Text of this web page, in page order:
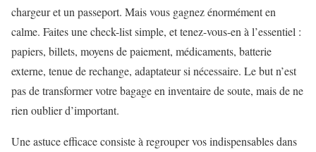
chargeur et un passeport. Mais vous gagnez énormément en
calme. Faites une check-list simple, et tenez-vous-en à l’essentiel :
papiers, billets, moyens de paiement, médicaments, batterie
externe, tenue de rechange, adaptateur si nécessaire. Le but n’est
pas de transformer votre bagage en inventaire de soute, mais de ne
rien oublier d’important.
Une astuce efficace consiste à regrouper vos indispensables dans